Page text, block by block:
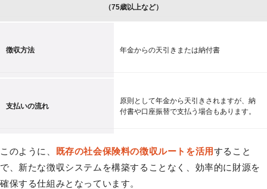
（75歳以上など）
徴収方法 年金からの天引きまたは納付書
支払いの流れ
原則として年金から天引きされますが、納
付書や口座振替で支払う場合もあります。
このように、 既存の社会保険料の徴収ルートを活用すること
で、新たな徴収システムを構築することなく、効率的に財源を
確保する仕組みとなっています。